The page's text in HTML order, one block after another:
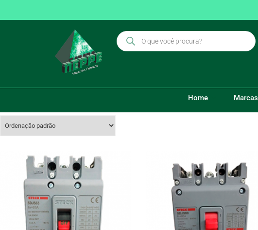
Home Marcas
DISJUNTOR STECK TRI 063A
36KA CX MOLD SDJS63